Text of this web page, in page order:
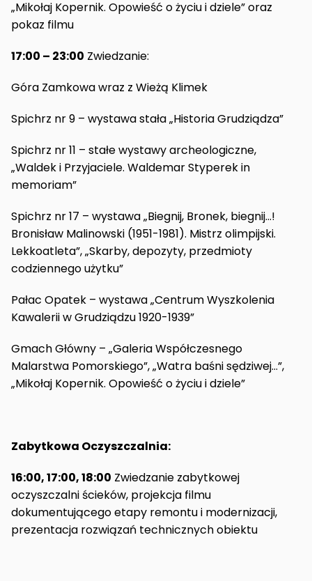
„Mikołaj Kopernik. Opowieść o życiu i dziele” oraz
pokaz filmu
17:00 – 23:00 Zwiedzanie:
Góra Zamkowa wraz z Wieżą Klimek
Spichrz nr 9 – wystawa stała „Historia Grudziądza”
Spichrz nr 11 – stałe wystawy archeologiczne,
„Waldek i Przyjaciele. Waldemar Styperek in
memoriam”
Spichrz nr 17 – wystawa „Biegnij, Bronek, biegnij…!
Bronisław Malinowski (1951-1981). Mistrz olimpijski.
Lekkoatleta”, „Skarby, depozyty, przedmioty
codziennego użytku”
Pałac Opatek – wystawa „Centrum Wyszkolenia
Kawalerii w Grudziądzu 1920-1939”
Gmach Główny – „Galeria Współczesnego
Malarstwa Pomorskiego”, „Watra baśni sędziwej…”,
„Mikołaj Kopernik. Opowieść o życiu i dziele”
Zabytkowa Oczyszczalnia:
16:00, 17:00, 18:00 Zwiedzanie zabytkowej
oczyszczalni ścieków, projekcja filmu
dokumentującego etapy remontu i modernizacji,
prezentacja rozwiązań technicznych obiektu